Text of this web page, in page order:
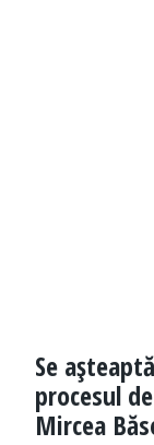
Se
procesul
Mircea